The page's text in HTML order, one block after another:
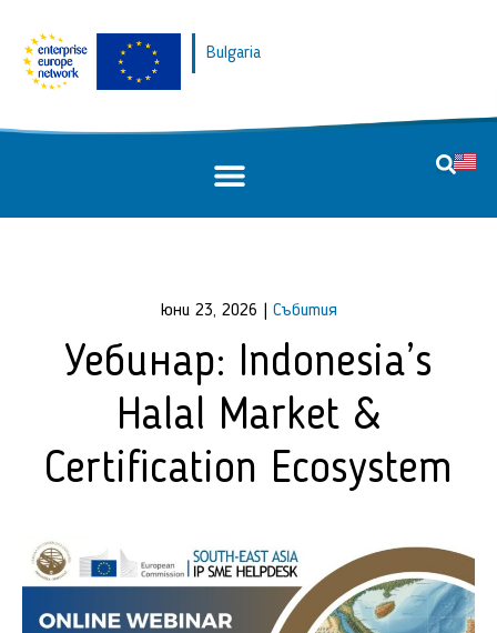
Bulgaria
юни 23, 2026 Събития
Уебинар: Indonesia’s
Halal Market &
Certification Ecosystem